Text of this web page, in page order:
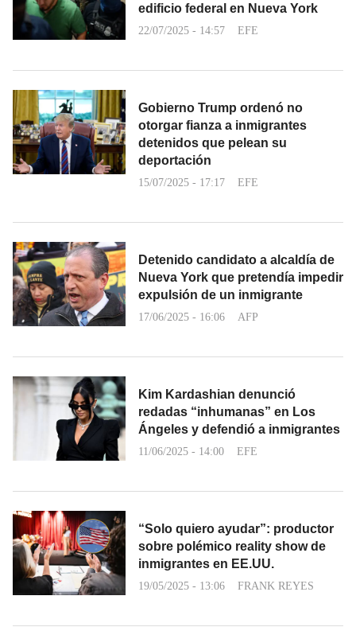
edificio federal en Nueva York
22/07/2025 - 14:57 EFE
Gobierno Trump ordenó no
otorgar fianza a inmigrantes
detenidos que pelean su
deportación
15/07/2025 - 17:17 EFE
Detenido candidato a alcaldía de
Nueva York que pretendía impedir
expulsión de un inmigrante
17/06/2025 - 16:06 AFP
Kim Kardashian denunció
redadas “inhumanas” en Los
Ángeles y defendió a inmigrantes
11/06/2025 - 14:00 EFE
“Solo quiero ayudar”: productor
sobre polémico reality show de
inmigrantes en EE.UU.
19/05/2025 - 13:06 FRANK REYES